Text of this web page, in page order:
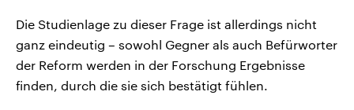
Die Studienlage zu dieser Frage ist allerdings nicht
ganz eindeutig – sowohl Gegner als auch Befürworter
der Reform werden in der Forschung Ergebnisse
finden, durch die sie sich bestätigt fühlen.